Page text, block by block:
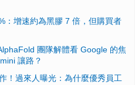
：增速約為黑膠 7 倍，但購買者
團隊解體看 Google 的焦
讓路？
！過來人曝光：為什麼優秀員工